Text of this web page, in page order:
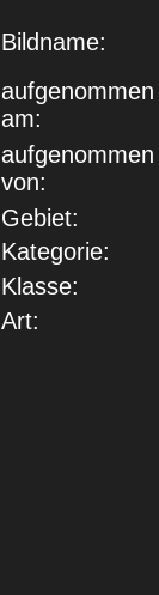
Bildname:
aufgenommen
am:
aufgenommen
von:
Gebiet:
Kategorie:
Klasse:
Art: